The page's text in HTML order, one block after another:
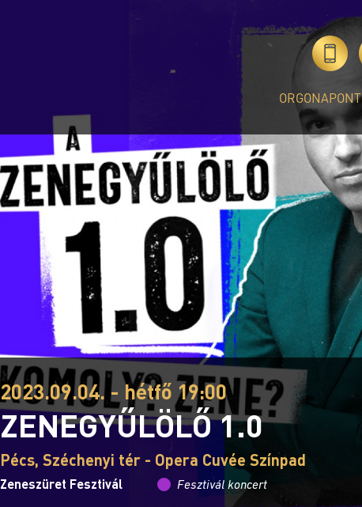
ORGONAPONT
2023.09.04. - hétfő 19:00
ZENEGYŰLÖLŐ 1.0
Pécs, Széchenyi tér - Opera Cuvée Színpad
Zeneszüret Fesztivál Fesztivál koncert